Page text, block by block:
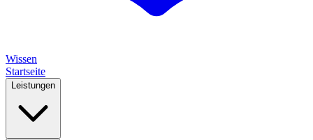
Wissen
Startseite
Leistungen